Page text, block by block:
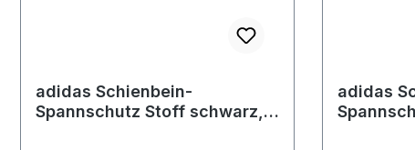
adidas Schienbein-
Spannschutz Stoff schwarz,
adidas